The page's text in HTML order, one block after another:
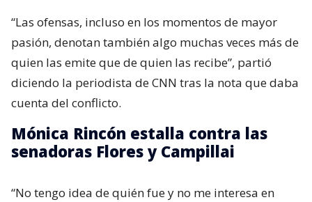
“Las ofensas, incluso en los momentos de mayor
pasión, denotan también algo muchas veces más de
quien las emite que de quien las recibe”, partió
diciendo la periodista de CNN tras la nota que daba
cuenta del conflicto.
Mónica Rincón estalla contra las
senadoras Flores y Campillai
“No tengo idea de quién fue y no me interesa en